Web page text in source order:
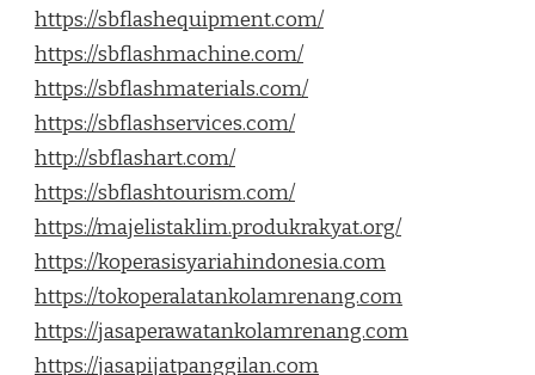
https://sbflashequipment.com/
https://sbflashmachine.com/
https://sbflashmaterials.com/
https://sbflashservices.com/
http://sbflashart.com/
https://sbflashtourism.com/
https://majelistaklim.produkrakyat.org/
https://koperasisyariahindonesia.com
https://tokoperalatankolamrenang.com
https://jasaperawatankolamrenang.com
https://jasapijatpanggilan.com